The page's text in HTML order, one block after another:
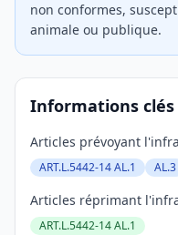
non conformes,
animale ou publique.
Informations clés
Articles prévoyant
ART.L.5442-14 AL.1 AL.3
Articles réprimant
ART.L.5442-14 AL.1